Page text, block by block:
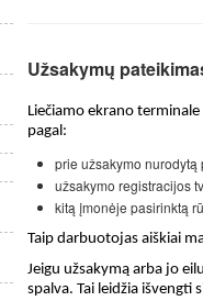
Užsakymų
Liečiamo ekrano
pagal:
prie užsakymo nurodytą
užsakymo registracijos
kitą įmonėje pasirinktą
Taip darbuotojas aiškiai
Jeigu užsakymą arba jo
spalva. Tai leidžia